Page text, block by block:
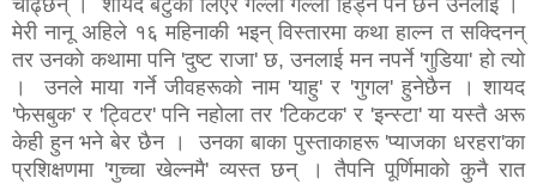
चढ्छिन् । शायद बटुका लिएर गल्ली गल्ली हिँड्न पर्ने छैन उनलाई ।
मेरी नानू अहिले १६ महिनाकी भइन् विस्तारमा कथा हाल्न त सक्दिनन्
तर उनकाे कथामा पनि 'दुष्ट राजा' छ, उनलाई मन नपर्ने 'गुडिया' हो त्यो
। उनले माया गर्ने जीवहरूको नाम 'याहु' र 'गुगल' हुनेछैन । शायद
'फेसबुक' र 'ट्विटर' पनि नहोला तर 'टिकटक' र 'इन्स्टा' या यस्तै अरू
केही हुन भने बेर छैन । उनका बाका पुस्ताकाहरू 'प्याजका धरहरा'का
प्रशिक्षणमा 'गुच्चा खेल्नमै' व्यस्त छन् । तैपनि पूर्णिमाको कुनै रात